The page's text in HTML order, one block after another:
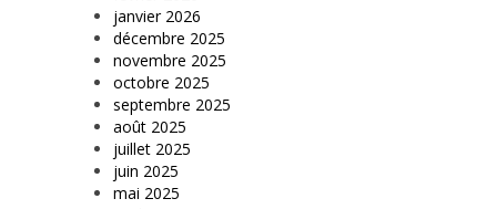
janvier 2026
décembre 2025
novembre 2025
octobre 2025
septembre 2025
août 2025
juillet 2025
juin 2025
mai 2025